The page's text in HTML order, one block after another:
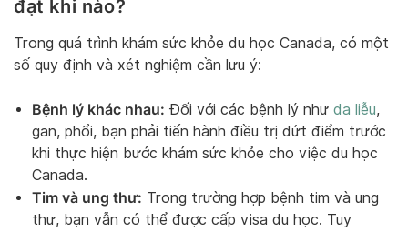
đạt khi nào?
Trong quá trình khám sức khỏe du học Canada, có một
số quy định và xét nghiệm cần lưu ý:
Bệnh lý khác nhau: Đối với các bệnh lý như da liễu,
gan, phổi, bạn phải tiến hành điều trị dứt điểm trước
khi thực hiện bước khám sức khỏe cho việc du học
Canada.
Tim và ung thư: Trong trường hợp bệnh tim và ung
thư, bạn vẫn có thể được cấp visa du học. Tuy